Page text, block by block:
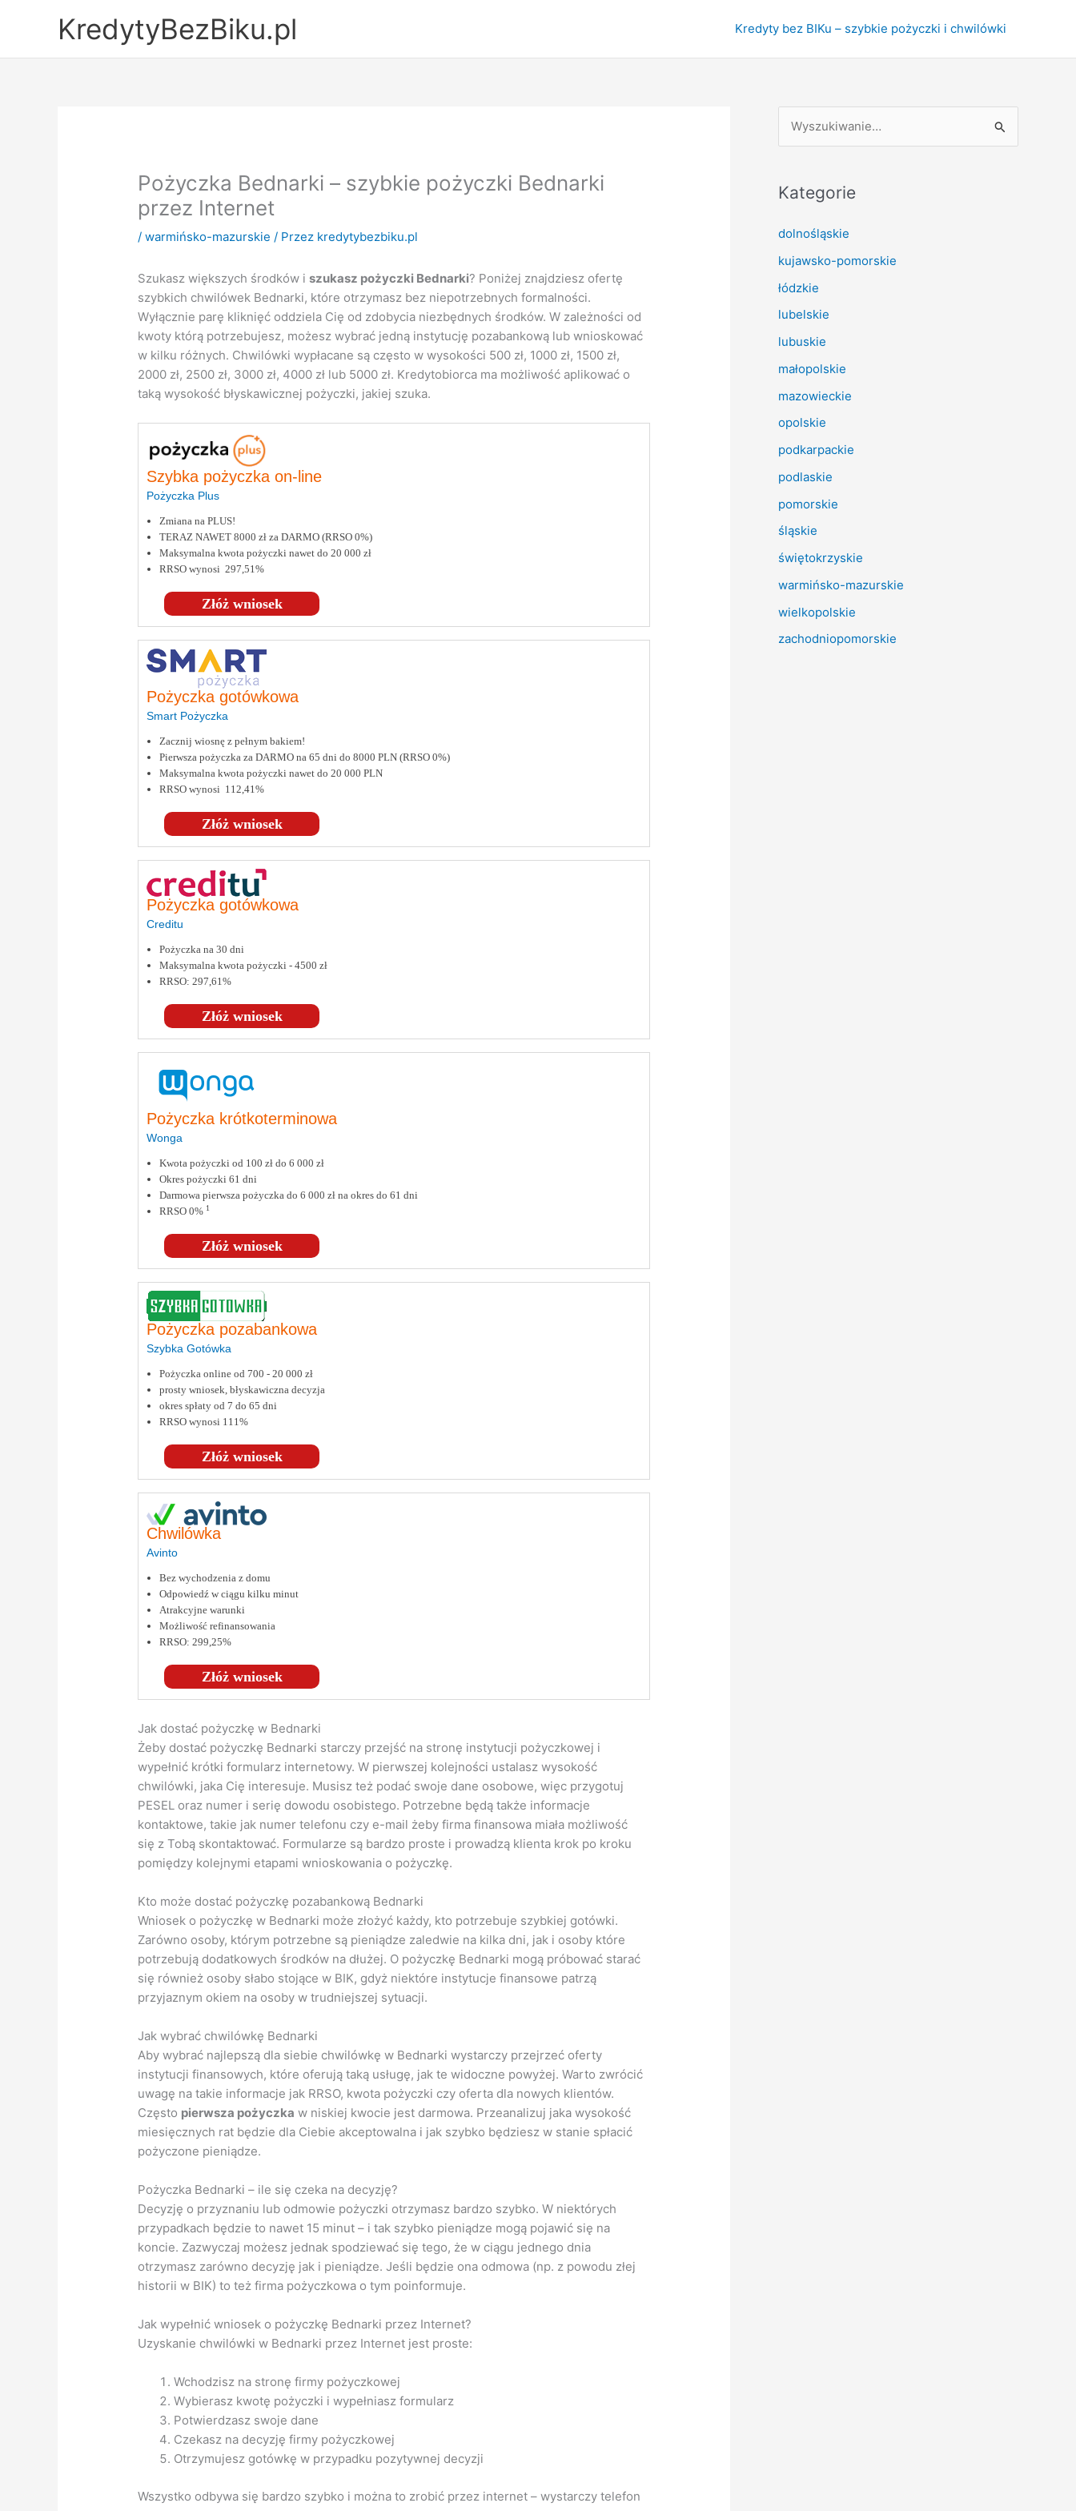
KredytyBezBiku.pl Kredyty bez BIKu – szybkie pożyczki i chwilówki
Pożyczka Bednarki – szybkie pożyczki Bednarki
przez Internet
/warmińsko-mazurskie / Przez kredytybezbiku.pl
Szukasz większych środków iszukasz pożyczki Bednarki? Poniżej znajdziesz ofertę
szybkich chwilówek Bednarki, które otrzymasz bez niepotrzebnych formalności.
Wyłącznie parę kliknięć oddziela Cię od zdobycia niezbędnych środków. W zależności od
kwoty którą potrzebujesz, możesz wybrać jedną instytucję pozabankową lub wnioskować
w kilku różnych. Chwilówki wypłacane są często w wysokości 500 zł, 1000 zł, 1500 zł,
2000 zł, 2500 zł, 3000 zł, 4000 zł lub 5000 zł. Kredytobiorca ma możliwość aplikować o
taką wysokość błyskawicznej pożyczki, jakiej szuka.
Szybka pożyczka on-line
Pożyczka Plus
Złóż wniosek
Zmiana na PLUS!
TERAZ NAWET 8000 zł za DARMO (RRSO 0%)
Maksymalna kwota pożyczki nawet do 20 000 zł
RRSO wynosi 297,51%
Pożyczka gotówkowa
Smart Pożyczka
Złóż wniosek
Zacznij wiosnę z pełnym bakiem!
Pierwsza pożyczka za DARMO na 65 dni do 8000 PLN (RRSO 0%)
Maksymalna kwota pożyczki nawet do 20 000 PLN
RRSO wynosi 112,41%
Pożyczka gotówkowa
Creditu
Złóż wniosek
Pożyczka na 30 dni
Maksymalna kwota pożyczki - 4500 zł
RRSO: 297,61%
Pożyczka krótkoterminowa
Wonga
Złóż wniosek
Kwota pożyczki od 100 zł do 6 000 zł
Okres pożyczki 61 dni
Darmowa pierwsza pożyczka do 6 000 zł na okres do 61 dni
RRSO 0% 1
Pożyczka pozabankowa
Szybka Gotówka
Złóż wniosek
Pożyczka online od 700 - 20 000 zł
prosty wniosek, błyskawiczna decyzja
okres spłaty od 7 do 65 dni
RRSO wynosi 111%
Chwilówka
Avinto
Złóż wniosek
Bez wychodzenia z domu
Odpowiedź w ciągu kilku minut
Atrakcyjne warunki
Możliwość refinansowania
RRSO: 299,25%
Jak dostać pożyczkę w Bednarki
Żeby dostać pożyczkę Bednarki starczy przejść na stronę instytucji pożyczkowej i
wypełnić krótki formularz internetowy. W pierwszej kolejności ustalasz wysokość
chwilówki, jaka Cię interesuje. Musisz też podać swoje dane osobowe, więc przygotuj
PESEL oraz numer i serię dowodu osobistego. Potrzebne będą także informacje
kontaktowe, takie jak numer telefonu czy e-mail żeby firma finansowa miała możliwość
się z Tobą skontaktować. Formularze są bardzo proste i prowadzą klienta krok po kroku
pomiędzy kolejnymi etapami wnioskowania o pożyczkę.
Kto może dostać pożyczkę pozabankową Bednarki
Wniosek o pożyczkę w Bednarki może złożyć każdy, kto potrzebuje szybkiej gotówki.
Zarówno osoby, którym potrzebne są pieniądze zaledwie na kilka dni, jak i osoby które
potrzebują dodatkowych środków na dłużej. O pożyczkę Bednarki mogą próbować starać
się również osoby słabo stojące w BIK, gdyż niektóre instytucje finansowe patrzą
przyjaznym okiem na osoby w trudniejszej sytuacji.
Jak wybrać chwilówkę Bednarki
Aby wybrać najlepszą dla siebie chwilówkę w Bednarki wystarczy przejrzeć oferty
instytucji finansowych, które oferują taką usługę, jak te widoczne powyżej. Warto zwrócić
uwagę na takie informacje jak RRSO, kwota pożyczki czy oferta dla nowych klientów.
Często pierwsza pożyczka w niskiej kwocie jest darmowa. Przeanalizuj jaka wysokość
miesięcznych rat będzie dla Ciebie akceptowalna i jak szybko będziesz w stanie spłacić
pożyczone pieniądze.
Pożyczka Bednarki – ile się czeka na decyzję?
Decyzję o przyznaniu lub odmowie pożyczki otrzymasz bardzo szybko. W niektórych
przypadkach będzie to nawet 15 minut – i tak szybko pieniądze mogą pojawić się na
koncie. Zazwyczaj możesz jednak spodziewać się tego, że w ciągu jednego dnia
otrzymasz zarówno decyzję jak i pieniądze. Jeśli będzie ona odmowa (np. z powodu złej
historii w BIK) to też firma pożyczkowa o tym poinformuje.
Jak wypełnić wniosek o pożyczkę Bednarki przez Internet?
Uzyskanie chwilówki w Bednarki przez Internet jest proste:
Wchodzisz na stronę firmy pożyczkowej
Wybierasz kwotę pożyczki i wypełniasz formularz
Potwierdzasz swoje dane
Czekasz na decyzję firmy pożyczkowej
Otrzymujesz gotówkę w przypadku pozytywnej decyzji
Wszystko odbywa się bardzo szybko i można to zrobić przez internet – wystarczy telefon
k
j
d
l
a
:
Kategorie
dolnośląskie
kujawsko-pomorskie
łódzkie
lubelskie
lubuskie
małopolskie
mazowieckie
opolskie
podkarpackie
podlaskie
pomorskie
śląskie
świętokrzyskie
warmińsko-mazurskie
wielkopolskie
zachodniopomorskie